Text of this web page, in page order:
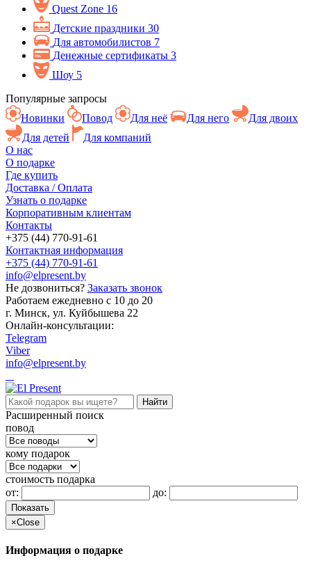
Quest Zone 16
Детские праздники 30
Для автомобилистов 7
Денежные сертификаты 3
Шоу 5
Популярные запросы
Новинки
Повод Для неё Для него
Для двоих
Для детей
Для компаний
О нас
О подарке
Где купить
Доставка / Оплата
Узнать о подарке
Корпоративным клиентам
Контакты
+375 (44) 770-91-61
Контактная информация
+375 (44) 770-91-61
info@elpresent.by
Не дозвониться? Заказать звонок
Работаем ежедневно c 10 до 20
г. Минск, ул. Куйбышева 22
Онлайн-консультации:
Telegram
Viber
info@elpresent.by
Расширенный поиск
повод
кому подарок
стоимость подарка
от:
до:
Показать
×Close
Информация о подарке